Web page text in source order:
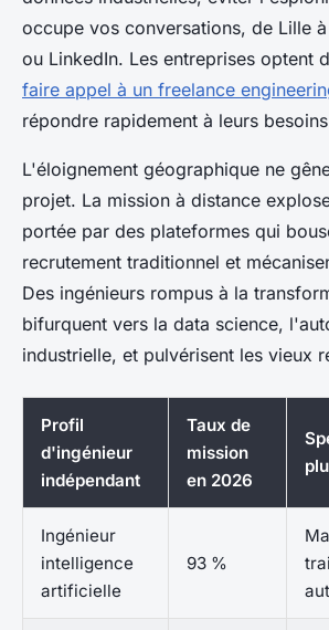
occupe vos conversations, de Lille
ou LinkedIn. Les entreprises optent
faire appel à un freelance
répondre rapidement à leurs
L'éloignement géographique ne
projet. La mission à distance
portée par des plateformes qui
recrutement traditionnel et
Des ingénieurs rompus à la
bifurquent vers la data science,
industrielle, et pulvérisent les vieux
Profil
d'ingénieur
indépendant
Taux de
mission
en 2026
Ingénieur
intelligence
artificielle
93 %